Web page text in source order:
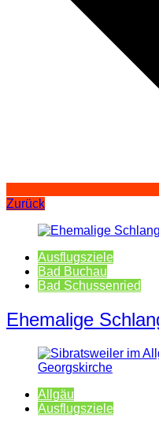
Zurück
Ausflugsziele
Bad Buchau
Bad Schussenried
Ehemalige
Allgäu
Ausflugsziele